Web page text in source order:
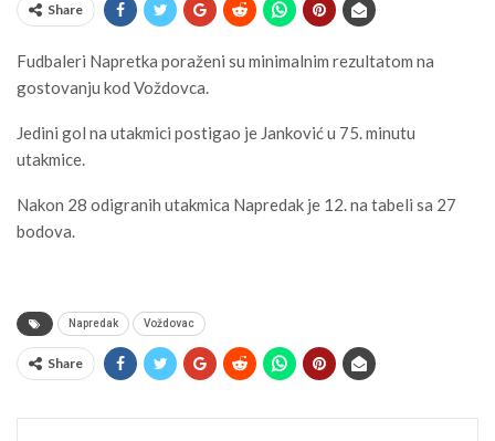
Share
Fudbaleri Napretka poraženi su minimalnim rezultatom na
gostovanju kod Voždovca.
Jedini gol na utakmici postigao je Janković u 75. minutu
utakmice.
Nakon 28 odigranih utakmica Napredak je 12. na tabeli sa 27
bodova.
Napredak Voždovac
Share